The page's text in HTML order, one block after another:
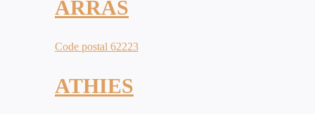
ARRAS
Code postal 62223
ATHIES